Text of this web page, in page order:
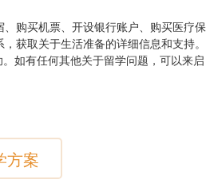
购买机票、开设银行账户、购买医疗保
获取关于生活准备的详细信息和支持。
如有任何其他关于留学问题，可以来启
方案